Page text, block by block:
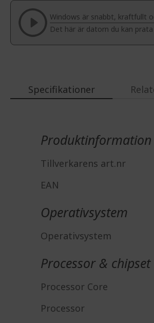
the
images
gallery
Windows är snabbt, kraftfullt
Det här är datorn du kan prata
Specifikationer
Produktinformation
Tillverkarens art.nr
EAN
Operativsystem
Operativsystem
Processor & chipset
Processor Core
Processor